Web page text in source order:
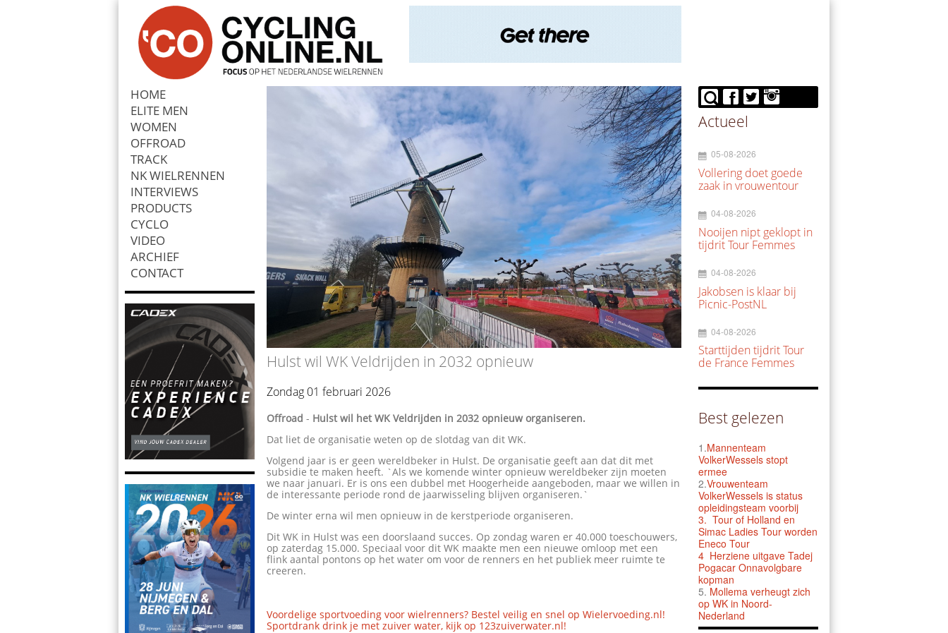
HOME
ELITE MEN
WOMEN
OFFROAD
TRACK
NK WIELRENNEN
INTERVIEWS
PRODUCTS
CYCLO
VIDEO
ARCHIEF
CONTACT
Zoek
Hulst wil WK Veldrijden in 2032 opnieuw
Zondag 01 februari 2026
Offroad - Hulst wil het WK Veldrijden in 2032 opnieuw organiseren.
Dat liet de organisatie weten op de slotdag van dit WK.
Volgend jaar is er geen wereldbeker in Hulst. De organisatie geeft aan dat dit met
subsidie te maken heeft. `Als we komende winter opnieuw wereldbeker zijn moeten
we naar januari. Er is ons een dubbel met Hoogerheide aangeboden, maar we willen in
de interessante periode rond de jaarwisseling blijven organiseren.`
De winter erna wil men opnieuw in de kerstperiode organiseren.
Dit WK in Hulst was een doorslaand succes. Op zondag waren er 40.000 toeschouwers,
op zaterdag 15.000. Speciaal voor dit WK maakte men een nieuwe omloop met een
flink aantal pontons op het water om voor de renners en het publiek meer ruimte te
creeren.
Voordelige sportvoeding voor wielrenners? Bestel veilig en snel op Wielervoeding.nl!
Sportdrank drink je met zuiver water, kijk op 123zuiverwater.nl!
Actueel
05-08-2026
Vollering doet goede
zaak in vrouwentour
04-08-2026
Nooijen nipt geklopt in
tijdrit Tour Femmes
04-08-2026
Jakobsen is klaar bij
Picnic-PostNL
04-08-2026
Starttijden tijdrit Tour
de France Femmes
Best gelezen
1.Mannenteam
VolkerWessels stopt
ermee
2.Vrouwenteam
VolkerWessels is status
opleidingsteam voorbij
3. Tour of Holland en
Simac Ladies Tour worden
Eneco Tour
4 Herziene uitgave Tadej
Pogacar Onnavolgbare
kopman
5. Mollema verheugt zich
op WK in Noord-
Nederland